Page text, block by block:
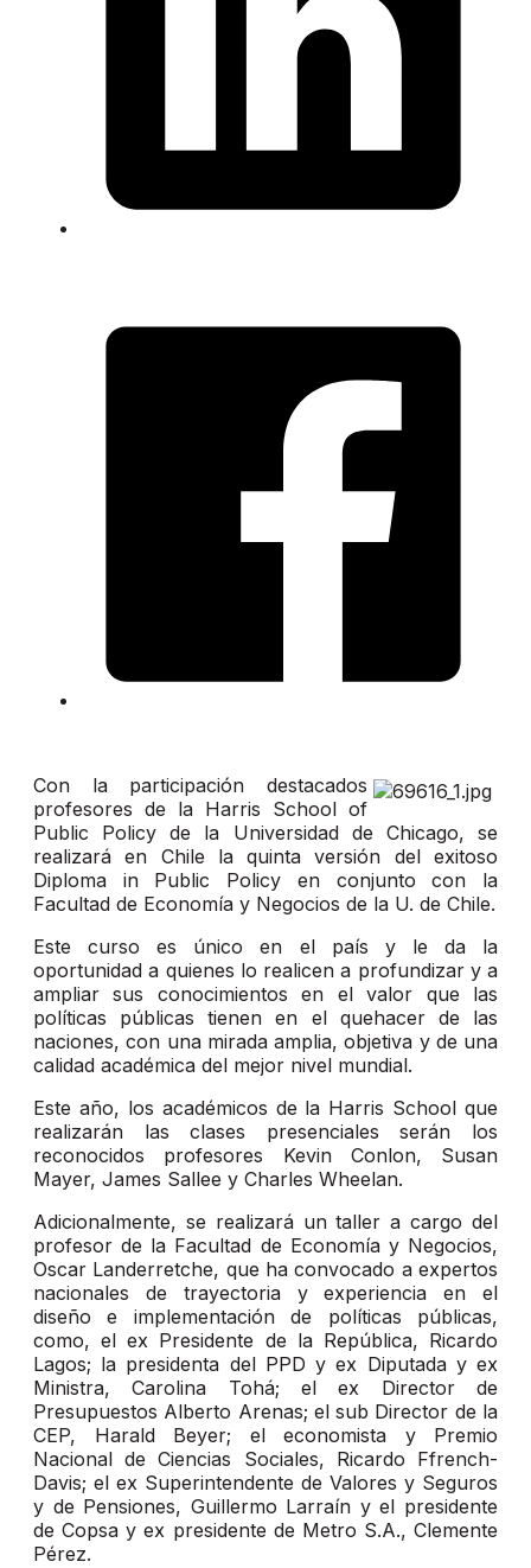
Con la participación destacados
profesores de la Harris School of
Public Policy de la Universidad de Chicago, se
realizará en Chile la quinta versión del exitoso
Diploma in Public Policy en conjunto con la
Facultad de Economía y Negocios de la U. de Chile.
Este curso es único en el país y le da la
oportunidad a quienes lo realicen a profundizar y a
ampliar sus conocimientos en el valor que las
políticas públicas tienen en el quehacer de las
naciones, con una mirada amplia, objetiva y de una
calidad académica del mejor nivel mundial.
Este año, los académicos de la Harris School que
realizarán las clases presenciales serán los
reconocidos profesores Kevin Conlon, Susan
Mayer, James Sallee y Charles Wheelan.
Adicionalmente, se realizará un taller a cargo del
profesor de la Facultad de Economía y Negocios,
Oscar Landerretche, que ha convocado a expertos
nacionales de trayectoria y experiencia en el
diseño e implementación de políticas públicas,
como, el ex Presidente de la República, Ricardo
Lagos; la presidenta del PPD y ex Diputada y ex
Ministra, Carolina Tohá; el ex Director de
Presupuestos Alberto Arenas; el sub Director de la
CEP, Harald Beyer; el economista y Premio
Nacional de Ciencias Sociales, Ricardo Ffrench-
Davis; el ex Superintendente de Valores y Seguros
y de Pensiones, Guillermo Larraín y el presidente
de Copsa y ex presidente de Metro S.A., Clemente
Pérez.